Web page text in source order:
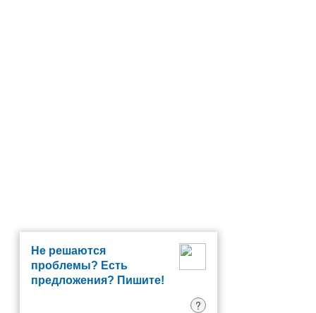
Не решаются
проблемы? Есть
предложения? Пишите!
?